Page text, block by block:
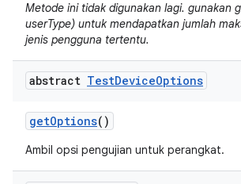
Metode ini tidak digunakan lagi. gunakan
userType) untuk mendapatkan jumlah
jenis pengguna tertentu.
abstract TestDeviceOptions
getOptions()
Ambil opsi pengujian untuk perangkat.